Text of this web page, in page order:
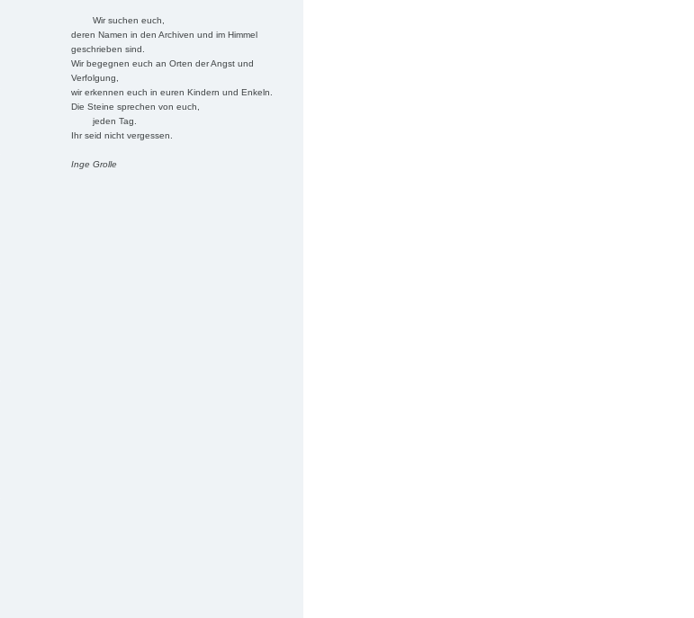
Wir suchen euch,
deren Namen in den Archiven und im Himmel
geschrieben sind.
Wir begegnen euch an Orten der Angst und
Verfolgung,
wir erkennen euch in euren Kindern und Enkeln.
Die Steine sprechen von euch,
jeden Tag.
Ihr seid nicht vergessen.
Inge Grolle